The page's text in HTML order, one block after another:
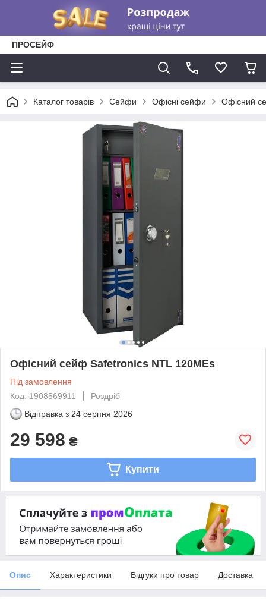
ПРОСЕЙФ
Каталог товарів Сейфи Офісні сейфи Офісний
Офісний сейф Safetronics NTL 120MEs
Під замовлення
Код: 1908569911
Роздріб
Відправка з 24 серпня 2026
29 598 ₴
Купити
Опис Характеристики Відгуки про товар Доставка